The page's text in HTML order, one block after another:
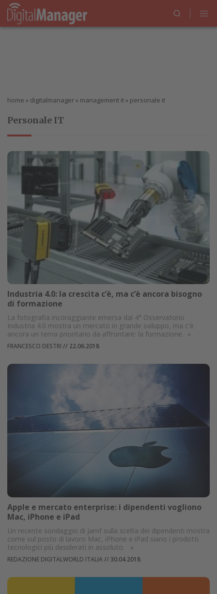
home » digitalmanager» management it» personale it
Personale IT
Industria 4.0: la crescita c’è, ma c’è ancora bisogno
di formazione
La fotografia incoraggiante emersa dal 4° Osservatorio
Industria 4.0 mostra un mercato in grande sviluppo, ma c’è
ancora un tema prioritario da affrontare: la formazione. »
FRANCESCO DESTRI // 22.06.2018
Apple e mercato enterprise: i dipendenti vogliono
Mac, iPhone e iPad
Un recente sondaggio di Jamf sulla scelta dei dipendenti mostra
come sul posto di lavoro Mac, iPhone e iPad siano i prodotti
tecnologici più desiderati in assoluto.
»
REDAZIONE DIGITALWORLD ITALIA// 30.04.2018